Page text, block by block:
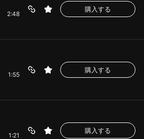
2:48
購入する
1:55
購入する
1:21
購入する